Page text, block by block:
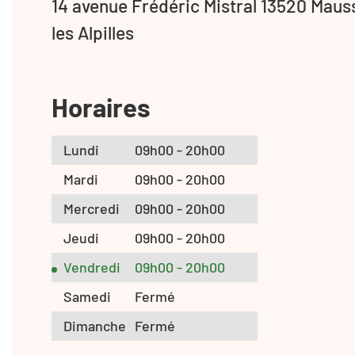
14 avenue Frédéric Mistral 13520
les Alpilles
Horaires
Lundi
09h00 - 20h00
Mardi
09h00 - 20h00
Mercredi
09h00 - 20h00
Jeudi
09h00 - 20h00
Vendredi
09h00 - 20h00
Samedi
Fermé
Dimanche Fermé